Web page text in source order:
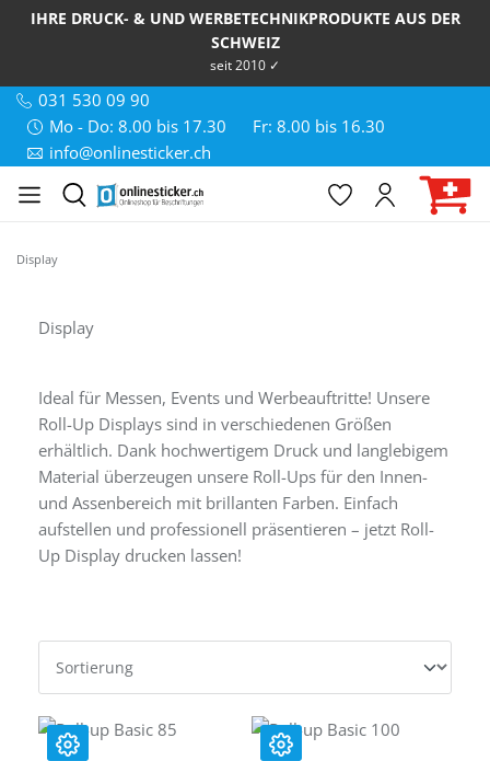
IHRE DRUCK- & UND WERBETECHNIKPRODUKTE AUS DER
SCHWEIZ
seit 2010 ✓
031 530 09 90
Mo - Do: 8.00 bis 17.30
Fr: 8.00 bis 16.30
info@onlinesticker.ch
Display
Display
Ideal für Messen, Events und Werbeauftritte! Unsere
Roll-Up Displays sind in verschiedenen Größen
erhältlich. Dank hochwertigem Druck und langlebigem
Material überzeugen unsere Roll-Ups für den Innen-
und Assenbereich mit brillanten Farben. Einfach
aufstellen und professionell präsentieren – jetzt Roll-
Up Display drucken lassen!